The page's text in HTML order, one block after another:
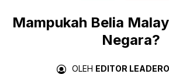
Mampukah Belia
Negara?
OLEH EDITOR